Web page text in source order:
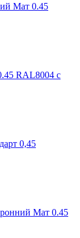
Мат 0.45
RAL8004 с
0,45
Мат 0.45